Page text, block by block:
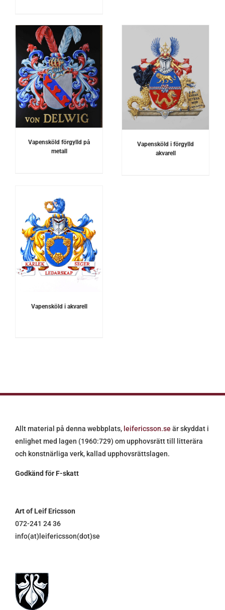
Vapensköld förgylld på
metall
DETALJER
Vapensköld i förgylld
akvarell
Vapensköld i akvarell
Allt material på denna webbplats, leifericsson.se är skyddat i
enlighet med lagen (1960:729) om upphovsrätt till litterära
och konstnärliga verk, kallad upphovsrättslagen.
Godkänd för F-skatt
Art of Leif Ericsson
072-241 24 36
info(at)leifericsson(dot)se